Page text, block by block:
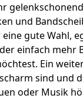
und
gute Wahl,
einfach mehr
Ein
sind und
oder Musik